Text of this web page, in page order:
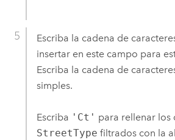
Escriba la cadena de
insertar en este campo para
Escriba la cadena de
simples.
Escriba 'Ct' para rellenar los
StreetType filtrados con la